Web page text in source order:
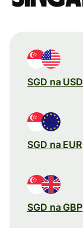
SGD na USD
SGD na EUR
SGD na GBP